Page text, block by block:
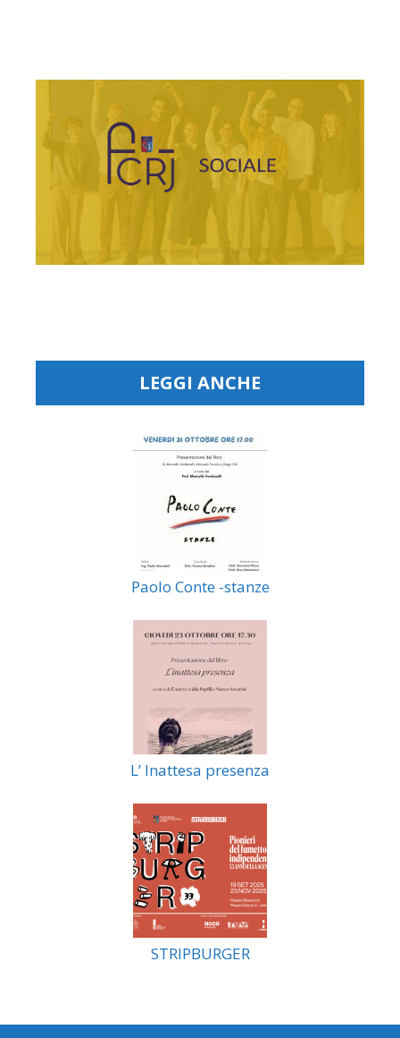
LEGGI ANCHE
Paolo Conte -stanze
L’ Inattesa presenza
STRIPBURGER